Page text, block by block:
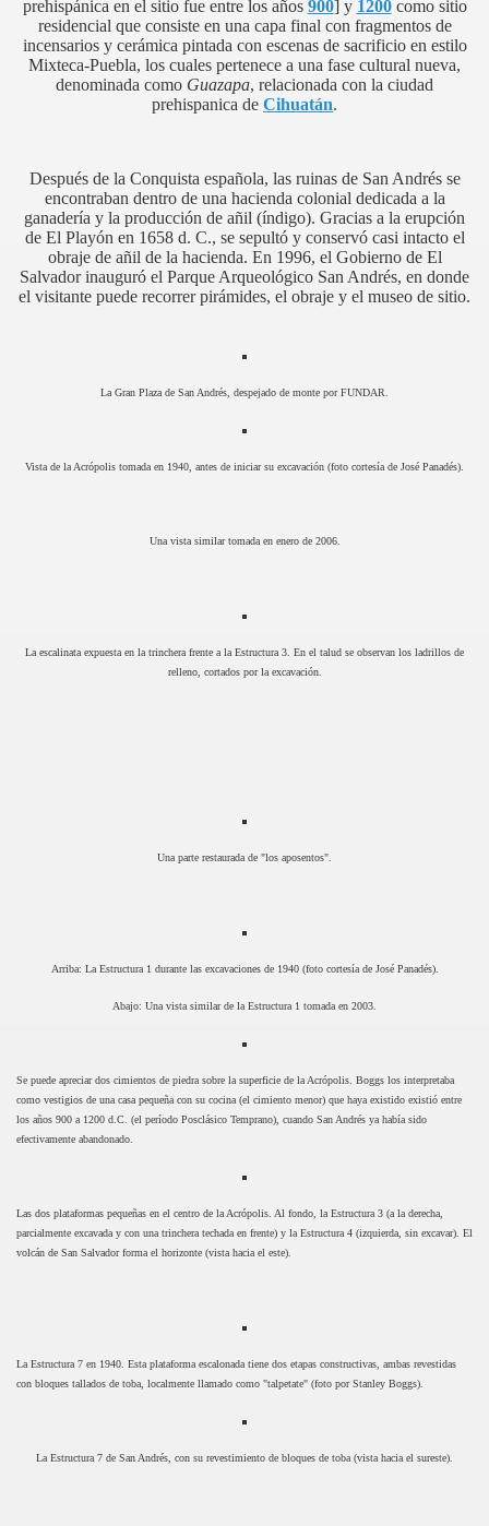
prehispánica en el sitio fue entre los años 900] y 1200como sitio
residencial que consiste en una capa final con fragmentos de
incensarios y cerámica pintada con escenas de sacrificio en estilo
Mixteca-Puebla, los cuales pertenece a una fase cultural nueva,
denominada como Guazapa, relacionada con la ciudad
prehispanica de Cihuatán.
Después de la Conquista española, las ruinas de San Andrés se
encontraban dentro de una hacienda colonial dedicada a la
ganadería y la producción de añil (índigo). Gracias a la erupción
de El Playón en 1658 d. C., se sepultó y conservó casi intacto el
obraje de añil de la hacienda. En 1996, el Gobierno de El
Salvador inauguró el Parque Arqueológico San Andrés, en donde
el visitante puede recorrer pirámides, el obraje y el museo de sitio.
La Gran Plaza de San Andrés, despejado de monte por FUNDAR.
Vista de la Acrópolis tomada en 1940, antes de iniciar su excavación (foto cortesía de José Panadés).
Una vista similar tomada en enero de 2006.
La escalinata expuesta en la trinchera frente a la Estructura 3. En el talud se observan los ladrillos de
relleno, cortados por la excavación.
Una parte restaurada de "los aposentos".
Arriba: La Estructura 1 durante las excavaciones de 1940 (foto cortesía de José Panadés).
Abajo: Una vista similar de la Estructura 1 tomada en 2003.
Se puede apreciar dos cimientos de piedra sobre la superficie de la Acrópolis. Boggs los interpretaba
como vestigios de una casa pequeña con su cocina (el cimiento menor) que haya existido existió entre
los años 900 a 1200 d.C. (el período Posclásico Temprano), cuando San Andrés ya había sido
efectivamente abandonado.
Las dos plataformas pequeñas en el centro de la Acrópolis. Al fondo, la Estructura 3 (a la derecha,
parcialmente excavada y con una trinchera techada en frente) y la Estructura 4 (izquierda, sin excavar). El
volcán de San Salvador forma el horizonte (vista hacia el este).
La Estructura 7 en 1940. Esta plataforma escalonada tiene dos etapas constructivas, ambas revestidas
con bloques tallados de toba, localmente llamado como "talpetate" (foto por Stanley Boggs).
La Estructura 7 de San Andrés, con su revestimiento de bloques de toba (vista hacia el sureste).